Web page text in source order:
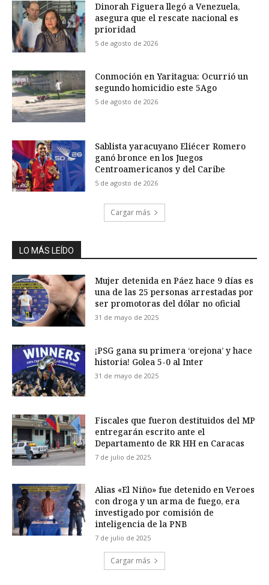
Dinorah Figuera llegó a Venezuela,
asegura que el rescate nacional es
prioridad
5 de agosto de 2026
Conmoción en Yaritagua: Ocurrió un
segundo homicidio este 5Ago
5 de agosto de 2026
Sablista yaracuyano Eliécer Romero
ganó bronce en los Juegos
Centroamericanos y del Caribe
5 de agosto de 2026
Cargar más
LO MÁS LEÍDO
Mujer detenida en Páez hace 9 días es
una de las 25 personas arrestadas por
ser promotoras del dólar no oficial
31 de mayo de 2025
¡PSG gana su primera ‘orejona’ y hace
historia! Golea 5-0 al Inter
31 de mayo de 2025
Fiscales que fueron destituidos del MP
entregarán escrito ante el
Departamento de RR HH en Caracas
7 de julio de 2025
Alias «El Niño» fue detenido en Veroes
con droga y un arma de fuego, era
investigado por comisión de
inteligencia de la PNB
7 de julio de 2025
Cargar más